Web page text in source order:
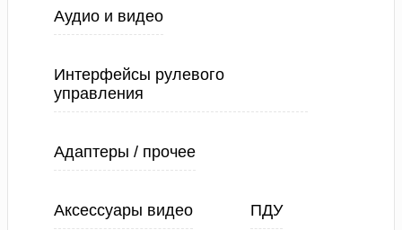
Аудио и видео
Интерфейсы рулевого
управления
Адаптеры / прочее
Аксессуары видео ПДУ